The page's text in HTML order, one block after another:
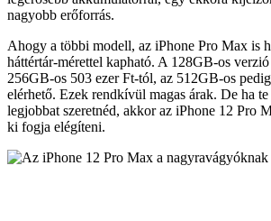
nagyobb erőforrás.
Ahogy a többi modell, az iPhone Pro Max is
háttértár-mérettel kapható. A 128GB-os
256GB-os 503 ezer Ft-tól, az 512GB-os
elérhető. Ezek rendkívül magas árak. De ha
legjobbat szeretnéd, akkor az iPhone 12 Pro
ki fogja elégíteni.